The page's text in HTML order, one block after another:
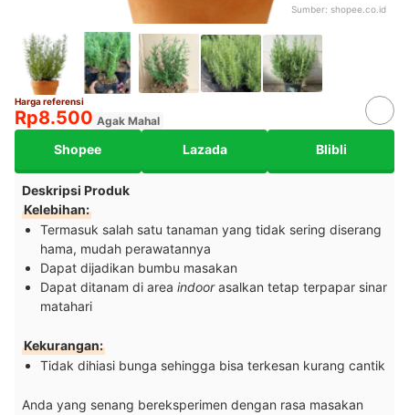
Sumber: shopee.co.id
Harga referensi
Rp8.500 Agak Mahal
Shopee Lazada Blibli
Deskripsi Produk
Kelebihan:
Termasuk salah satu tanaman yang tidak sering diserang
hama, mudah perawatannya
Dapat dijadikan bumbu masakan
Dapat ditanam di area indoorasalkan tetap terpapar sinar
matahari
Kekurangan:
Tidak dihiasi bunga sehingga bisa terkesan kurang cantik
Anda yang senang bereksperimen dengan rasa masakan